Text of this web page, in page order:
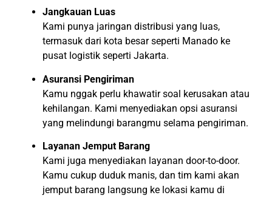
Jangkauan Luas
Kami punya jaringan distribusi yang luas,
termasuk dari kota besar seperti Manado ke
pusat logistik seperti Jakarta.
Asuransi Pengiriman
Kamu nggak perlu khawatir soal kerusakan atau
kehilangan. Kami menyediakan opsi asuransi
yang melindungi barangmu selama pengiriman.
Layanan Jemput Barang
Kami juga menyediakan layanan door-to-door.
Kamu cukup duduk manis, dan tim kami akan
jemput barang langsung ke lokasi kamu di